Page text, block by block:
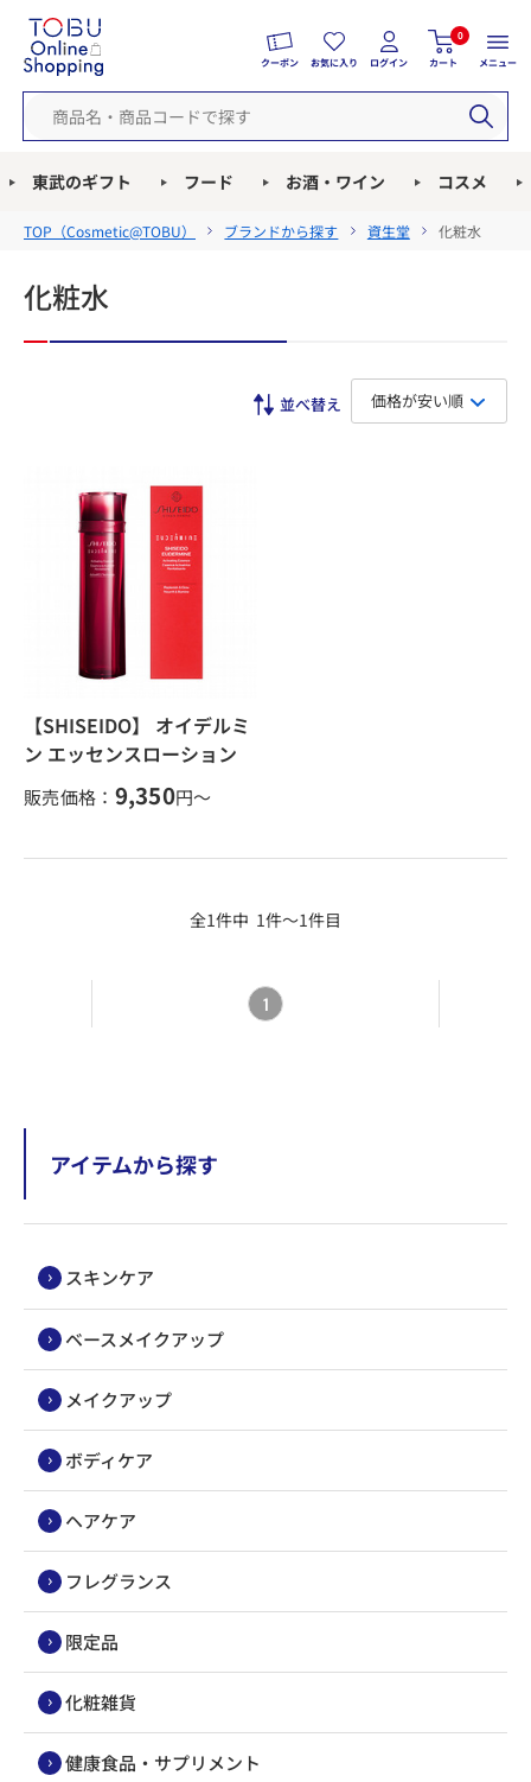
クーポン お気に入り ログイン
0
カート メニュー
東武のギフト フード お酒・ワイン コスメ
TOP（Cosmetic@TOBU） ブランドから探す 資生堂 化粧水
アイテムから探す
スキンケア
ベースメイクアップ
メイクアップ
ボディケア
ヘアケア
フレグランス
限定品
化粧雑貨
健康食品・サプリメント
化粧水
価格が安い順
【SHISEIDO】 オイデルミ
ン エッセンスローション
販売価格： 9,350円～
全1件中 1件～1件目
1